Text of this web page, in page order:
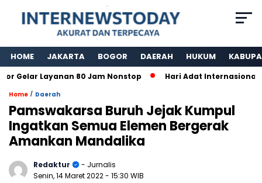
HOME JAKARTA BOGOR DAERAH HUKUM
Layanan 80 Jam Nonstop Hari Adat Internasional Ke
Home / Daerah
Pamswakarsa Buruh Jejak Kumpul
Ingatkan Semua Elemen Bergerak
Amankan Mandalika
Redaktur
- Jurnalis
Senin, 14 Maret 2022- 15:30 WIB